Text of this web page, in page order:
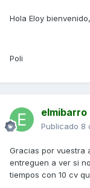
Hola Eloy
Poli
elmibarro
Publicado 8
Gracias por vuestra
entreguen a ver si
tiempos con 10 cv